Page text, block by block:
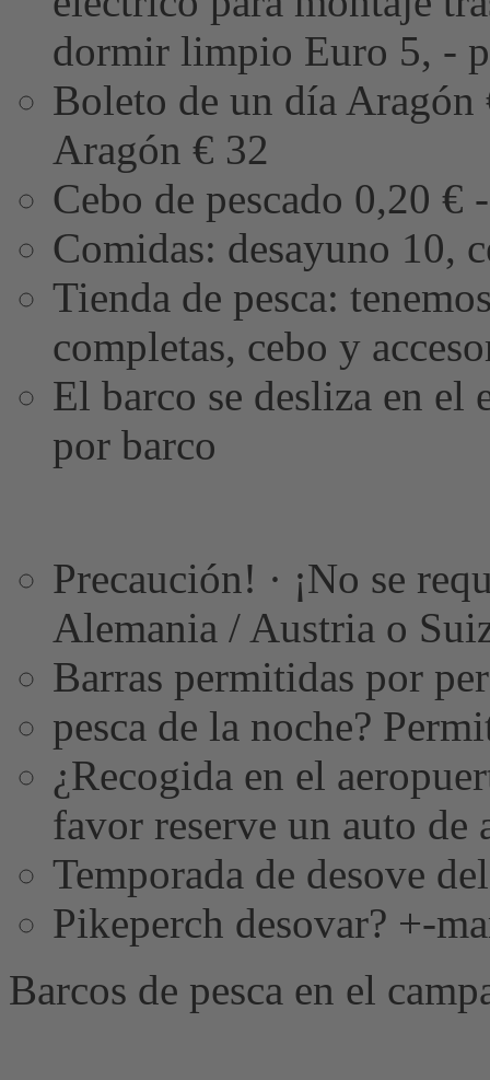
dormir limpio Euro 5, -
Boleto de un día Aragón
Aragón € 32
Cebo de pescado 0,20
Comidas: desayuno 10,
Tienda de pesca:
completas, cebo y
El barco se desliza en
por barco
Precaución! · ¡No se
Alemania / Austria o
Barras permitidas por
pesca de la noche?
¿Recogida en el
favor reserve un auto de
Temporada de desove
Pikeperch desovar? +-
Barcos de pesca en el